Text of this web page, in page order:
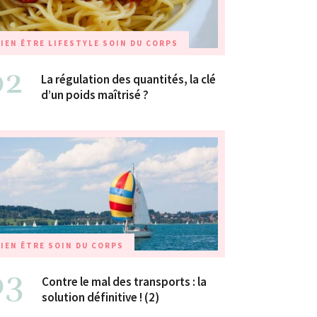
ÊTRE LIFESTYLE SOIN DU CORPS
La régulation des quantités, la clé
d’un poids maîtrisé ?
ÊTRE SOIN DU CORPS
Contre le mal des transports : la
solution définitive ! (2)